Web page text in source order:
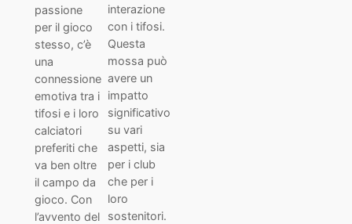
passione
per il gioco
stesso, c’è
una
connessione
emotiva tra i
tifosi e i loro
calciatori
preferiti che
va ben oltre
il campo da
gioco. Con
l’avvento del
interazione
con i tifosi.
Questa
mossa può
avere un
impatto
significativo
su vari
aspetti, sia
per i club
che per i
loro
sostenitori.